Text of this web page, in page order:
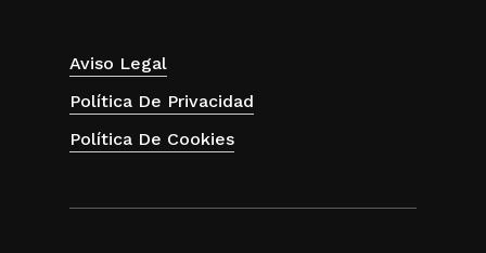
Aviso Legal
Política De Privacidad
Política De Cookies